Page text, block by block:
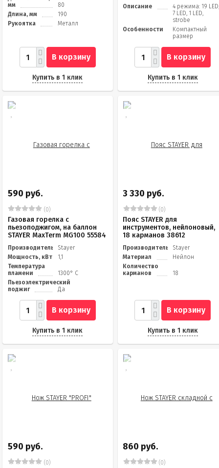
мм
80
Длина, мм
190
Рукоятка
Металл
В корзину
Купить в 1 клик
Описание
4 режима: 19
7 LED, 1 LED,
strobe
Особенности
Компактный
размер
В корзину
Купить в 1 клик
590 руб.
(0)
Газовая горелка с
пьезоподжигом, на баллон
STAYER MaxTerm MG100 55584
Производитель
Stayer
Мощность, кВт
1,1
Температура
пламени
1300° C
Пьезоэлектрический
поджиг
Да
В корзину
Купить в 1 клик
3 330 руб.
(0)
Пояс STAYER для
инструментов, нейлоновый,
18 карманов 38612
Производитель
Stayer
Материал
Нейлон
Количество
карманов
18
В корзину
Купить в 1 клик
590 руб.
(0)
860 руб.
(0)